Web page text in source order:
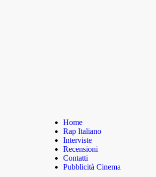
Home
Rap Italiano
Interviste
Recensioni
Contatti
Pubblicità Cinema